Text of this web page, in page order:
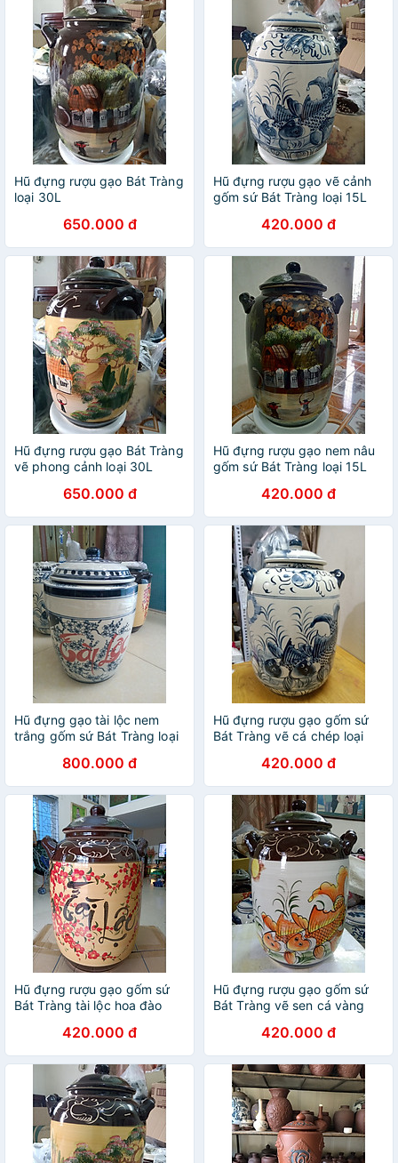
Hũ đựng rượu gạo Bát Tràng
loại 30L
650.000 đ
Hũ đựng rượu gạo vẽ cảnh
gốm sứ Bát Tràng loại 15L
420.000 đ
Hũ đựng rượu gạo Bát Tràng
vẽ phong cảnh loại 30L
650.000 đ
Hũ đựng rượu gạo nem nâu
gốm sứ Bát Tràng loại 15L
420.000 đ
Hũ đựng gạo tài lộc nem
trắng gốm sứ Bát Tràng loại
800.000 đ
Hũ đựng rượu gạo gốm sứ
Bát Tràng vẽ cá chép loại
420.000 đ
Hũ đựng rượu gạo gốm sứ
Bát Tràng tài lộc hoa đào
420.000 đ
Hũ đựng rượu gạo gốm sứ
Bát Tràng vẽ sen cá vàng
420.000 đ